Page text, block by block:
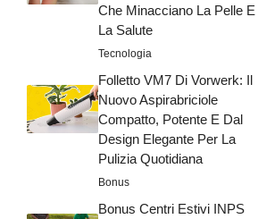
Che Minacciano La Pelle E
La Salute
Tecnologia
Folletto VM7 Di Vorwerk: Il
Nuovo Aspirabriciole
Compatto, Potente E Dal
Design Elegante Per La
Pulizia Quotidiana
Bonus
Bonus Centri Estivi INPS